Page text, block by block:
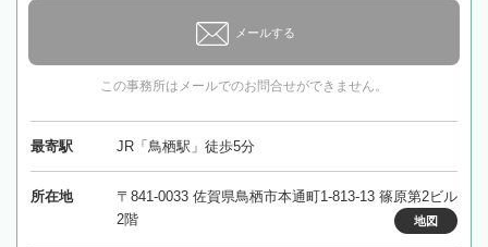
メールする
この事務所はメールでのお問合せができません。
最寄駅 JR「鳥栖駅」徒歩5分
所在地
〒841-0033 佐賀県鳥栖市本通町1-813-13 篠原第2ビル
2階
地図